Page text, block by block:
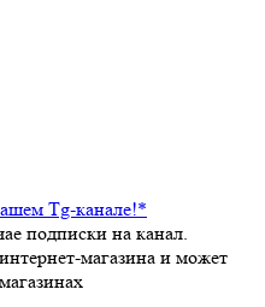
Tg-канале!*
подписки на канал.
магазина и может